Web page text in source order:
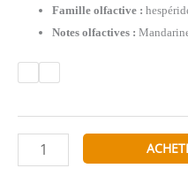
Famille olfactive :
Notes olfactives :
quantité
de